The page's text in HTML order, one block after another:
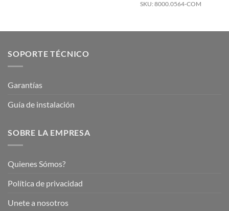
SKU: 8000.0564-COM
SOPORTE TÉCNICO
Garantías
Guía de instalación
SOBRE LA EMPRESA
Quienes Sómos?
Política de privacidad
Unete a nosotros